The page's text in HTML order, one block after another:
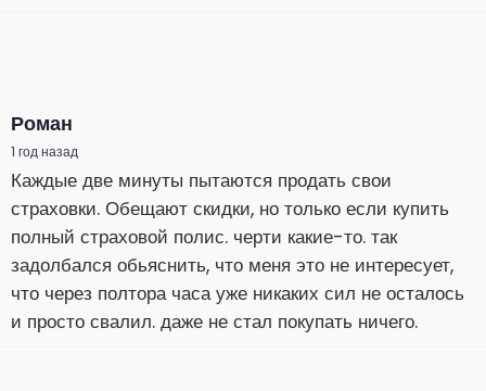
Роман
1 год назад
Каждые две минуты пытаются продать свои
страховки. Обещают скидки, но только если купить
полный страховой полис. черти какие-то. так
задолбался обьяснить, что меня это не интересует,
что через полтора часа уже никаких сил не осталось
и просто свалил. даже не стал покупать ничего.